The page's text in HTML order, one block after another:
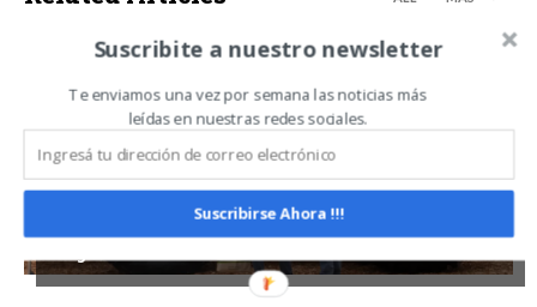
AGROACTIVA 2022
Suscribite a nuestro newsletter
Te enviamos una vez por semana las noticias más
leídas en nuestras redes sociales.
Suscribirse Ahora !!!